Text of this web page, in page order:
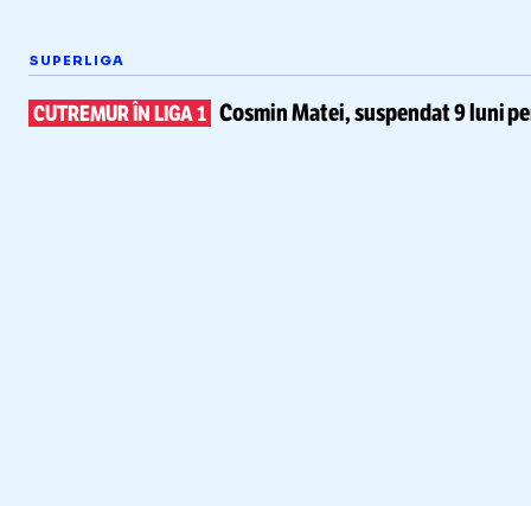
SUPERLIGA
CUTREMUR ÎN LIGA 1 Cosmin Matei,suspendat 9 luni